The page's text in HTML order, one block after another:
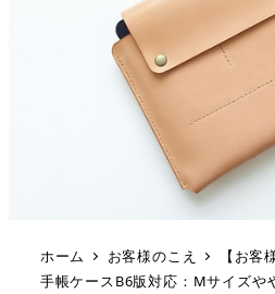
ホーム お客様のこえ
【お
手帳ケースB6版対応：Mサイズ